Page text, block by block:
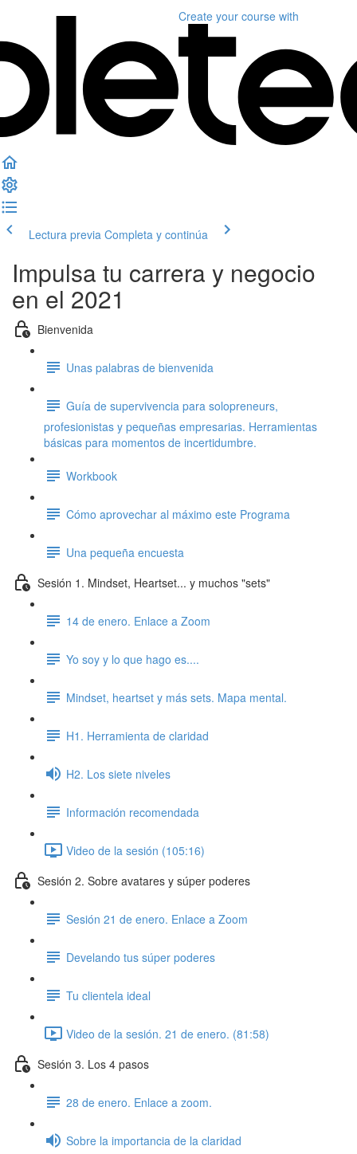
Create your course with
Lectura previa Completa y continúa
Impulsa tu carrera y negocio
en el 2021
Bienvenida
Unas palabras de bienvenida
Guía de supervivencia para solopreneurs,
profesionistas y pequeñas empresarias. Herramientas
básicas para momentos de incertidumbre.
Workbook
Cómo aprovechar al máximo este Programa
Una pequeña encuesta
Sesión 1. Mindset, Heartset... y muchos "sets"
14 de enero. Enlace a Zoom
Yo soy y lo que hago es....
Mindset, heartset y más sets. Mapa mental.
H1. Herramienta de claridad
H2. Los siete niveles
Información recomendada
Video de la sesión (105:16)
Sesión 2. Sobre avatares y súper poderes
Sesión 21 de enero. Enlace a Zoom
Develando tus súper poderes
Tu clientela ideal
Video de la sesión. 21 de enero. (81:58)
Sesión 3. Los 4 pasos
28 de enero. Enlace a zoom.
Sobre la importancia de la claridad